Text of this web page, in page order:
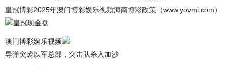
皇冠博彩2025年澳门博彩娱乐视频海南博彩政策（www.yovmi.com）
皇冠现金盘
澳门博彩娱乐视频
导弹突袭以军总部，突击队杀入加沙